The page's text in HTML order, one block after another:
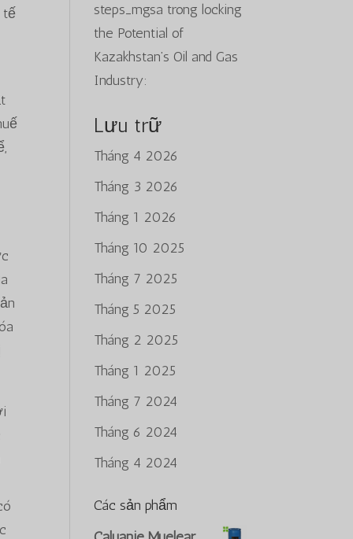
tế
steps_mgsa trong locking
the Potential of
Kazakhstan’s Oil and Gas
Industry:
Lưu trữ
Tháng 4 2026
Tháng 3 2026
Tháng 1 2026
Tháng 10 2025
Tháng 7 2025
Tháng 5 2025
Tháng 2 2025
Tháng 1 2025
Tháng 7 2024
Tháng 6 2024
Tháng 4 2024
Các sản phẩm